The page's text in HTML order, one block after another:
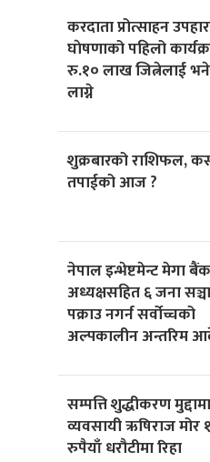
करदाता प्रोत्साहन उपहार
घाेषणाको पहिलो
रु.१० लाख जित्नेलाई
लाग्ने
शुक्रबारको राशिफल,
तपाईको आज ?
नेपाल इन्भेष्टमेन्ट मेगा
अध्यक्षसहित ६ जना
पक्राउ नगर्न सर्वोच्चको
अल्पकालीन अन्तरिम
सम्पत्ति शुद्धीकरण मुद्दामा
व्यवसायी ऋषिराज मोर
रुपैयाँ धरौटीमा रिहा